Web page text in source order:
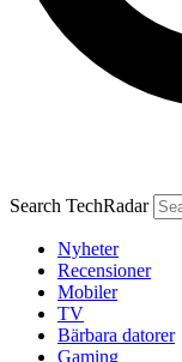
Search TechRadar
Nyheter
Recensioner
Mobiler
TV
Bärbara datorer
Gaming